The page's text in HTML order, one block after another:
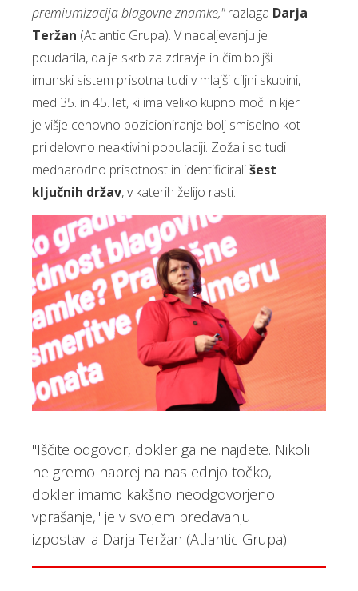
premiumizacija blagovne znamke,"razlaga Darja
Teržan (Atlantic Grupa). V nadaljevanju je
poudarila, da je skrb za zdravje in čim boljši
imunski sistem prisotna tudi v mlajši ciljni skupini,
med 35. in 45. let, ki ima veliko kupno moč in kjer
je višje cenovno pozicioniranje bolj smiselno kot
pri delovno neaktivini populaciji. Zožali so tudi
mednarodno prisotnost in identificirališest
ključnih držav, v katerih želijo rasti.
"Iščite odgovor, dokler ga ne najdete. Nikoli
ne gremo naprej na naslednjo točko,
dokler imamo kakšno neodgovorjeno
vprašanje," je v svojem predavanju
izpostavila Darja Teržan (Atlantic Grupa).